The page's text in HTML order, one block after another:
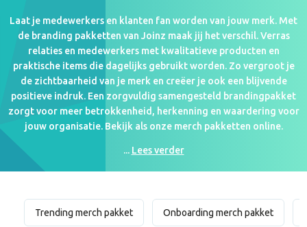
Laat je medewerkers en klanten fan worden van jouw merk. Met
de branding pakketten van Joinz maak jij het verschil. Verras
relaties en medewerkers met kwalitatieve producten en
praktische items die dagelijks gebruikt worden. Zo vergroot je
de zichtbaarheid van je merk en creëer je ook een blijvende
positieve indruk. Een zorgvuldig samengesteld brandingpakket
zorgt voor meer betrokkenheid, herkenning en waardering voor
jouw organisatie. Bekijk als onze merch pakketten online.
... Lees verder
Trending merch pakket Onboarding merch pakket